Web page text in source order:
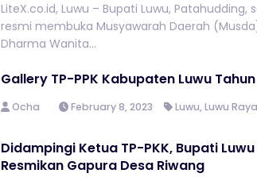
LiteX.co.id, Luwu – Bupati Luwu, Patahudding,
resmi membuka Musyawarah Daerah
Dharma Wanita...
Gallery TP-PPK Kabupaten Luwu
Ocha February 8, 2023 Luwu,Luwu Raya
Didampingi Ketua TP-PKK, Bupati Luwu
Resmikan Gapura Desa Riwang